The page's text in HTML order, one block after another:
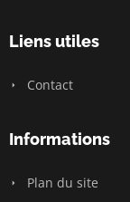
Liens utiles
Contact
Informations
Plan du site